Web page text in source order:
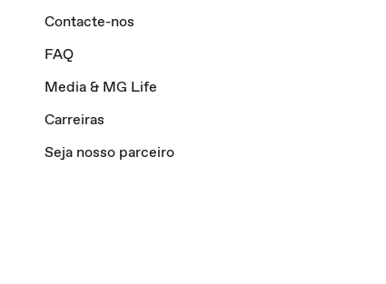
Contacte-nos
FAQ
Media & MG Life
Carreiras
Seja nosso parceiro